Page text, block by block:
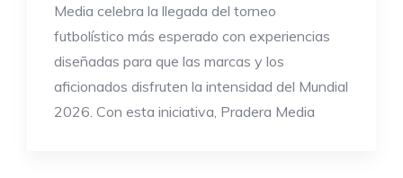
Media celebra la llegada del torneo
futbolístico más esperado con experiencias
diseñadas para que las marcas y los
aficionados disfruten la intensidad del Mundial
2026. Con esta iniciativa, Pradera Media